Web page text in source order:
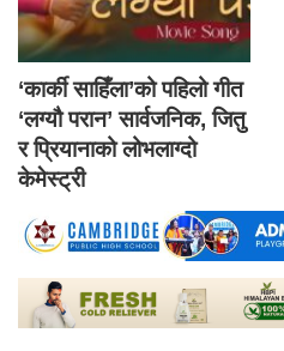
‘कार्की साहिँला’को पहिलो गीत
‘लग्यौ परान’ सार्वजनिक, जितु
र प्रियानाको लोभलाग्दो
केमेस्ट्री